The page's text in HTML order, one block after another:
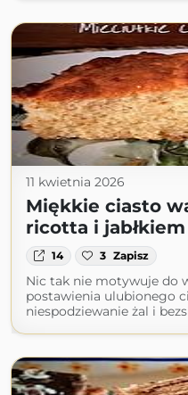
11 kwietnia 2026
Miękkie ciasto
ricotta i jabłkiem
14 3 Zapisz
Nic tak nie motywuje do
postawienia ulubionego
niespodziewanie żal i